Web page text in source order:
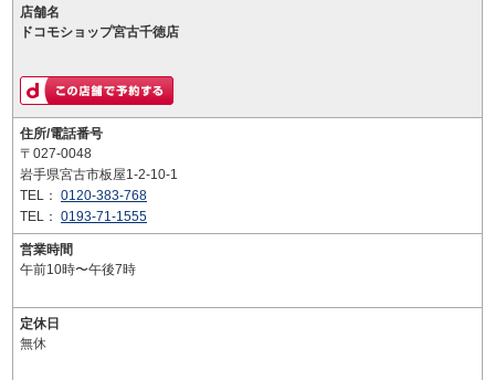
店舗名
ドコモショップ宮古千徳店
住所/電話番号
〒027-0048
岩手県宮古市板屋1-2-10-1
TEL： 0120-383-768
TEL： 0193-71-1555
営業時間
午前10時〜午後7時
定休日
無休